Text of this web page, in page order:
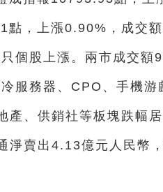
點，上漲0.90%，成交
個股上漲。兩市成交額
服務器、CPO、手機游
產、供銷社等板塊跌幅
淨賣出4.13億元人民幣